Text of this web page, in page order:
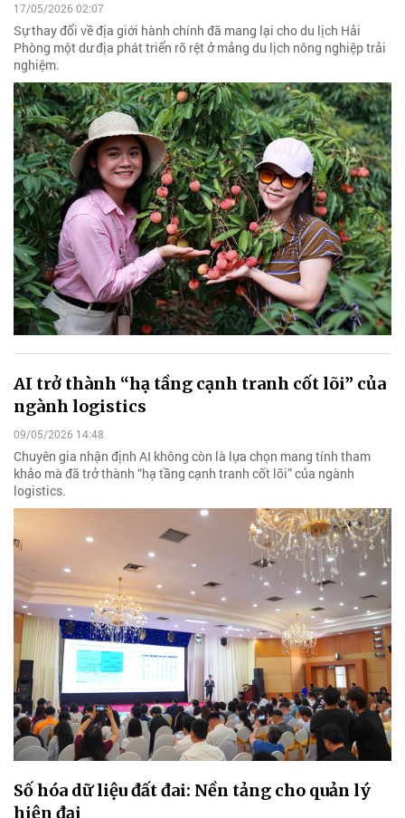
17/05/2026 02:07
Sự thay đổi về địa giới hành chính đã mang lại cho du lịch Hải
Phòng một dư địa phát triển rõ rệt ở mảng du lịch nông nghiệp trải
nghiệm.
AI trở thành “hạ tầng cạnh tranh cốt lõi” của
ngành logistics
09/05/2026 14:48
Chuyên gia nhận định AI không còn là lựa chọn mang tính tham
khảo mà đã trở thành “hạ tầng cạnh tranh cốt lõi” của ngành
logistics.
Số hóa dữ liệu đất đai: Nền tảng cho quản lý
hiện đại